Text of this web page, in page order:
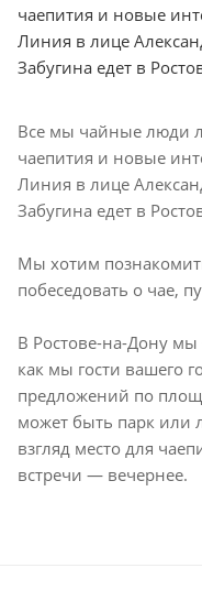
чаепития и новые
Линия в лице
Забугина едет в
Все мы чайные люди
чаепития и новые
Линия в лице
Забугина едет в
Мы хотим
побеседовать о чае,
В Ростове-на-Дону мы
как мы гости вашего
предложений по
может быть парк или
взгляд место для
встречи — вечернее.